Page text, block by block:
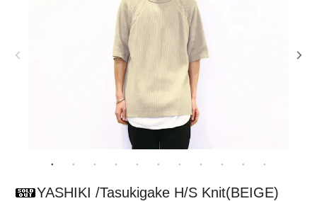
YASHIKI /Tasukigake H/S Knit(BEIGE)